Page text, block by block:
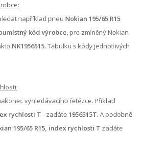
například pneu Nokian 195/65 R15
kód výrobce, pro zmíněný Nokian
NK1956515. Tabulku s kódy jednotlivých
vyhledávacího řetězce. Příklad
rychlosti T - zadáte 1956515T. A podobně
195/65 R15, index rychlosti T zadáte